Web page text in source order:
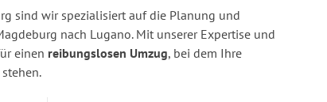
sind wir spezialisiert auf die Planung und
nach Lugano. Mit unserer Expertise und
einen reibungslosen Umzug, bei dem Ihre